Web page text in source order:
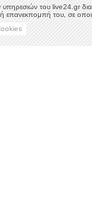
του live24.gr
επανεκπομπή του, σε